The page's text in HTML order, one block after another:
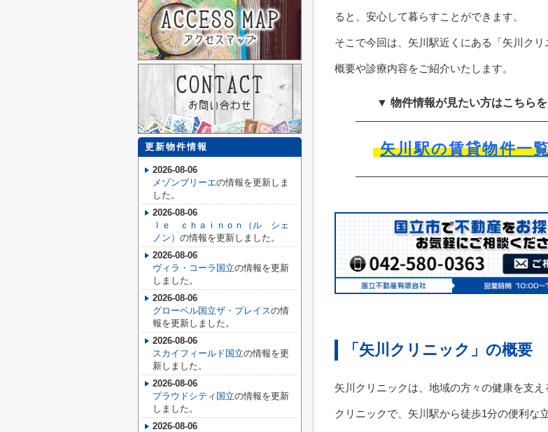
ると、安心して暮らすことができます。
そこで今回は、矢川駅近くにある「矢川クリ
概要や診療内容をご紹介いたします。
▼ 物件情報が見たい方はこちら
矢川駅の賃貸物件一
「矢川クリニック」の概要
矢川クリニックは、地域の方々の健康を支え
クリニックで、矢川駅から徒歩1分の便利な
更新物件情報
2026-08-06
メゾンブリーエの情報を更新しま
した。
2026-08-06
ｌｅ ｃｈａｉｎｏｎ（ル シェ
ノン） の情報を更新しました。
2026-08-06
ヴィラ・コーラ国立の情報を更新
しました。
2026-08-06
グローベル国立ザ・プレイスの情
報を更新しました。
2026-08-06
スカイフィールド国立の情報を更
新しました。
2026-08-06
プラウドシティ国立の情報を更新
しました。
2026-08-06